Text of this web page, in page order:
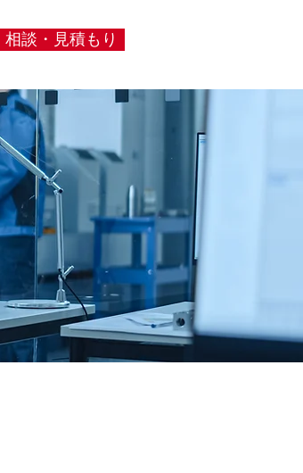
相談・見積もり